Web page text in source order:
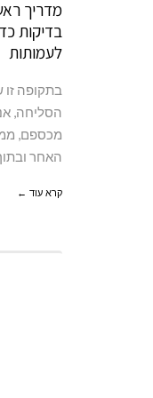
מדריך
בדיקות
לעמותות
בתקופה זו
הסליחה,
מכספם,
האחר
קרא עוד ←